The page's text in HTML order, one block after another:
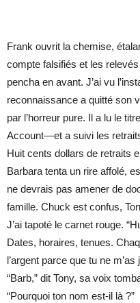
Frank ouvrit la chemise,
compte falsifiés et les
pencha en avant. J’ai vu
reconnaissance a quitté son
par l’horreur pure. Il a lu le
Account—et a suivi les
Huit cents dollars de retraits
Barbara tenta un rire affolé,
ne devrais pas amener de
famille. Chuck est confus,
J’ai tapoté le carnet rouge.
Dates, horaires, tenues.
l’argent parce que tu ne
“Barb,” dit Tony, sa voix
“Pourquoi ton nom est-il là ?”